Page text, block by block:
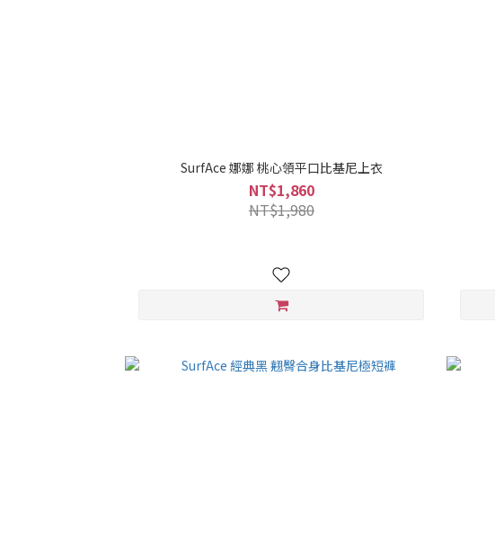
SurfAce 娜娜 桃心領平口比基尼上衣
NT$1,860
NT$1,980